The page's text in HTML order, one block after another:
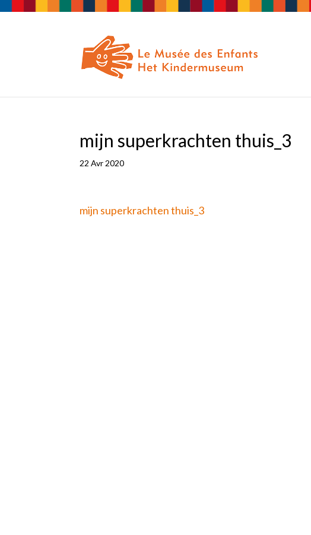
mijn superkrachten thuis_3
22 Avr 2020
mijn superkrachten thuis_3